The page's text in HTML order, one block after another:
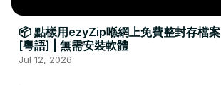
📦 點樣用ezyZip喺網上免費整封存檔案
[粵語] | 無需安裝軟體
Jul 12, 2026